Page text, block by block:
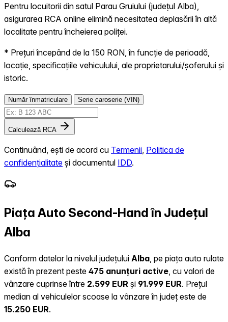
Pentru locuitorii din satul Parau Gruiului (județul Alba),
asigurarea RCA online elimină necesitatea deplasării în altă
localitate pentru încheierea poliței.
* Prețuri începând de la 150 RON, în funcție de perioadă,
locație, specificațiile vehiculului, ale proprietarului/șoferului și
istoric.
Număr înmatriculare Serie caroserie (VIN)
Calculează RCA
Continuând, ești de acord cu Termenii Politica de
confidențialitate și documentul IDD.
Piața Auto Second-Hand în Județul
Alba
Conform datelor la nivelul județului Alba , pe piața auto rulate
există în prezent peste 475 anunțuri active , cu valori de
vânzare cuprinse între 2.599 EUR și 91.999 EUR. Prețul
median al vehiculelor scoase la vânzare în județ este de
15.250 EUR.